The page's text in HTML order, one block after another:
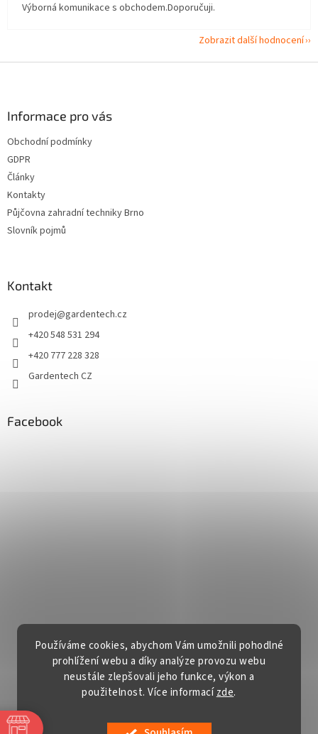
Používáme cookies, abychom Vám umožnili pohodlné
prohlížení webu a díky analýze provozu webu
neustále zlepšovali jeho funkce, výkon a
použitelnost. Více informacízde.
Výborná komunikace s obchodem.Doporučuji.
Zobrazit další hodnocení
Informace pro vás
Obchodní podmínky
GDPR
Články
Kontakty
Půjčovna zahradní techniky Brno
Slovník pojmů
Kontakt
prodej@gardentech.cz
+420 548 531 294
+420 777 228 328
Gardentech CZ
Facebook
Vytvořil Shoptet